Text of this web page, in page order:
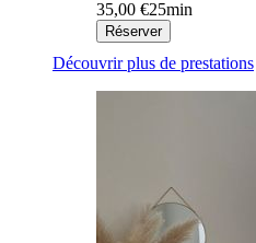
35,00 €25min
Réserver
Découvrir plus de prestations